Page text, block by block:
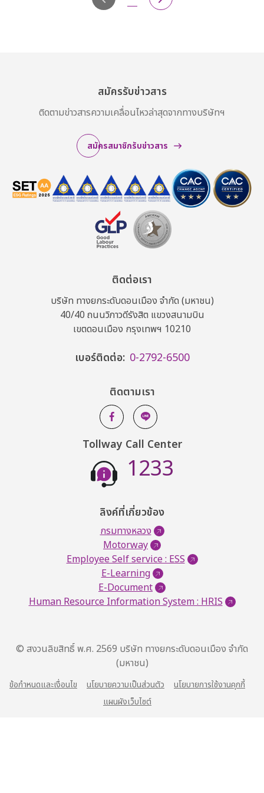
สมัครรับข่าวสาร
ติดตามข่าวสารความเคลื่อนไหวล่าสุดจากทางบริษัทฯ
สมัครสมาชิกรับข่าวสาร
ติดต่อเรา
บริษัท ทางยกระดับดอนเมือง จำกัด (มหาชน)
40/40 ถนนวิภาวดีรังสิต แขวงสนามบิน
เขตดอนเมือง กรุงเทพฯ 10210
เบอร์ติดต่อ: 0-2792-6500
ติดตามเรา
Tollway Call Center
1233
ลิงค์ที่เกี่ยวข้อง
กรมทางหลวง
Motorway
Employee Self service : ESS
E-Learning
E-Document
Human Resource Information System : HRIS
© สงวนลิขสิทธิ์ พ.ศ. 2569 บริษัท ทางยกระดับดอนเมือง จำกัด
(มหาชน)
ข้อกำหนดและเงื่อนไข นโยบายความเป็นส่วนตัว
นโยบายการใช้งานคุกกี้
แผนผังเว็บไซต์